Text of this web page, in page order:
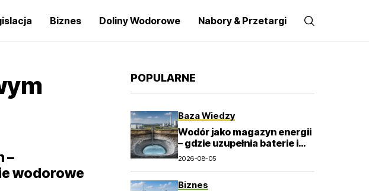
Biznes Doliny Wodorowe Nabory & Przetargi
–
wodorowe
POPULARNE
Baza Wiedzy
Wodór jako magazyn energii
– gdzie uzupełnia baterie i
elektrownie szczytowo-
2026-08-05
Biznes